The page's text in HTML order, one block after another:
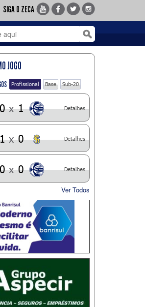
SIGA O ZECA
JOGO
Profissional Base Sub-20
x 1 Detalhes
x 0 Detalhes
x 0 Detalhes
Ver Todos